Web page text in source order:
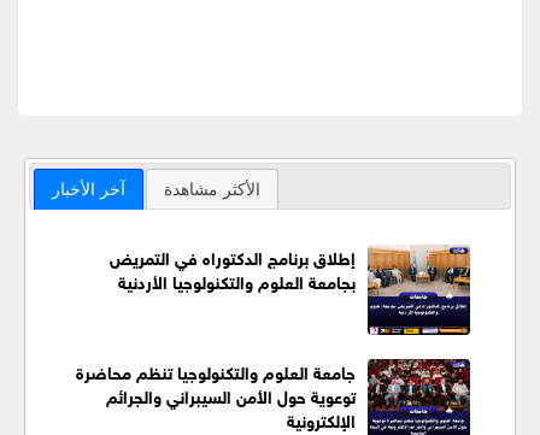
آخر الأخبار الأكثر مشاهدة
إطلاق برنامج الدكتوراه في التمريض
بجامعة العلوم والتكنولوجيا الأردنية
جامعة العلوم والتكنولوجيا تنظم محاضرة
توعوية حول الأمن السيبراني والجرائم
الإلكترونية